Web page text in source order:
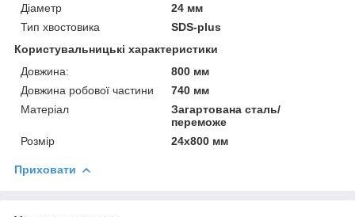
Діаметр
24 мм
Тип хвостовика
SDS-plus
Користувальницькі характеристики
Довжина:
800 мм
Довжина робової частини
740 мм
Матеріал
Загартована сталь/
переможе
Розмір
24х800 мм
Приховати